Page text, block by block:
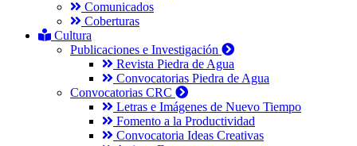
Comunicados
Coberturas
Cultura
Publicaciones e Investigación
Revista Piedra de Agua
Convocatorias Piedra de Agua
Convocatorias CRC
Letras e Imágenes de Nuevo Tiempo
Fomento a la Productividad
Convocatoria Ideas Creativas